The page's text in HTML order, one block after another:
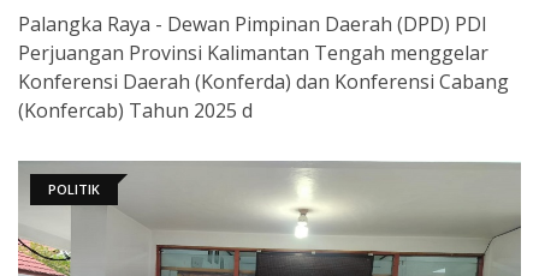
Palangka Raya - Dewan Pimpinan Daerah (DPD) PDI
Perjuangan Provinsi Kalimantan Tengah menggelar
Konferensi Daerah (Konferda) dan Konferensi Cabang
(Konfercab) Tahun 2025 d
POLITIK